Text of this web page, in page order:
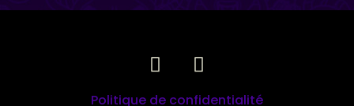
Politique de confidentialité